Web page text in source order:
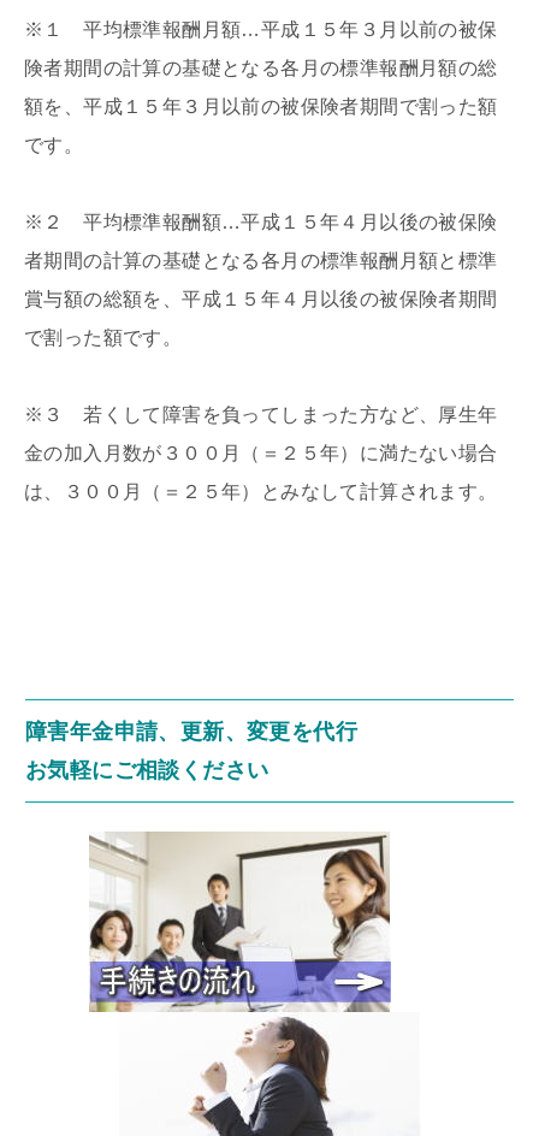
※１ 平均標準報酬月額…平成１５年３月以前の被保
険者期間の計算の基礎となる各月の標準報酬月額の総
額を、平成１５年３月以前の被保険者期間で割った額
です。
※２ 平均標準報酬額…平成１５年４月以後の被保険
者期間の計算の基礎となる各月の標準報酬月額と標準
賞与額の総額を、平成１５年４月以後の被保険者期間
で割った額です。
※３ 若くして障害を負ってしまった方など、厚生年
金の加入月数が３００月（＝２５年）に満たない場合
は、３００月（＝２５年）とみなして計算されます。
障害年金申請、更新、変更を代行
お気軽にご相談ください